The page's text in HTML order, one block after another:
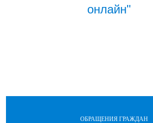
онлайн"
ОБРАЩЕНИЯ ГРАЖДАН